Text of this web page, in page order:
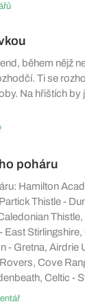
během nějž
Ti se
Na hřištích by
poháru
Hamilton
Thistle -
Stirlingshire,
- Gretna, Airdrie
Cove
Celtic -